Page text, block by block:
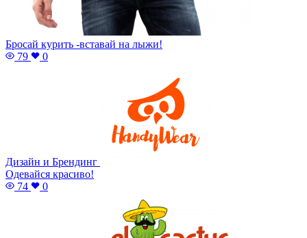
Бросай курить -вставай на лыжи!
79
0
Дизайн и Брендинг
Одевайся красиво!
74
0